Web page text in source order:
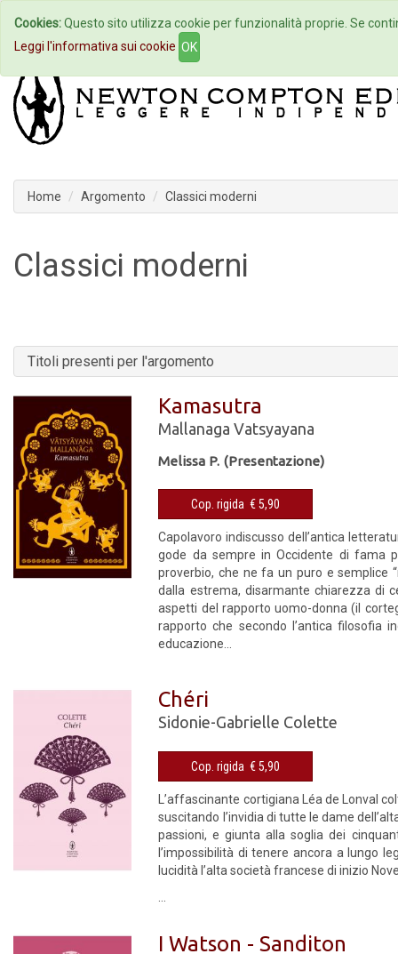
Home Autori Eventi
Home Argomento Classici moderni
Classici moderni
Titoli presenti per l'argomento
Kamasutra
Mallanaga Vatsyayana
Melissa P. (Presentazione)
Cop. rigida € 5,90
Capolavoro indiscusso dell’antica
gode da sempre in Occidente di fama
proverbio, che ne fa un puro e semplice
dalla estrema, disarmante chiarezza di
aspetti del rapporto uomo-donna (il
rapporto che secondo l’antica filosofia
educazione...
Chéri
Sidonie-Gabrielle Colette
Cop. rigida € 5,90
L’affascinante cortigiana Léa de Lonval
suscitando l’invidia di tutte le dame
passioni, e giunta alla soglia dei
l’impossibilità di tenere ancora a lungo
lucidità l’alta società francese di inizio
I Watson - Sanditon
Cookies:Questo sito utilizza cookie per funzionalità proprie. Se
Leggi l'informativa sui cookie OK